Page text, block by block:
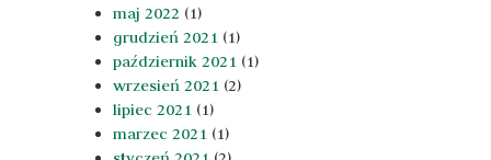
maj 2022 (1)
grudzień 2021 (1)
październik 2021 (1)
wrzesień 2021 (2)
lipiec 2021 (1)
marzec 2021 (1)